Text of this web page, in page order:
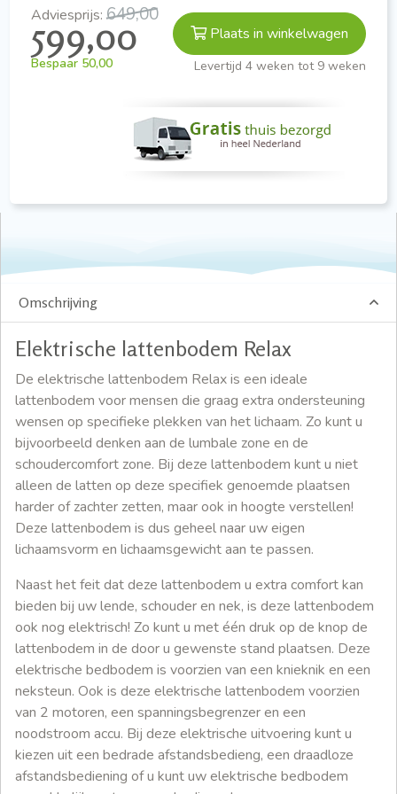
Adviesprijs: 649,00
599,00
Bespaar 50,00
Plaats in winkelwagen
Levertijd 4 weken tot 9 weken
Omschrijving
Elektrische lattenbodem Relax
De elektrische lattenbodem Relax is een ideale
lattenbodem voor mensen die graag extra ondersteuning
wensen op specifieke plekken van het lichaam. Zo kunt u
bijvoorbeeld denken aan de lumbale zone en de
schoudercomfort zone. Bij deze lattenbodem kunt u niet
alleen de latten op deze specifiek genoemde plaatsen
harder of zachter zetten, maar ook in hoogte verstellen!
Deze lattenbodem is dus geheel naar uw eigen
lichaamsvorm en lichaamsgewicht aan te passen.
Naast het feit dat deze lattenbodem u extra comfort kan
bieden bij uw lende, schouder en nek, is deze lattenbodem
ook nog elektrisch! Zo kunt u met één druk op de knop de
lattenbodem in de door u gewenste stand plaatsen. Deze
elektrische bedbodem is voorzien van een knieknik en een
neksteun. Ook is deze elektrische lattenbodem voorzien
van 2 motoren, een spanningsbegrenzer en een
noodstroom accu. Bij deze elektrische uitvoering kunt u
kiezen uit een bedrade afstandsbedieng, een draadloze
afstandsbediening of u kunt uw elektrische bedbodem